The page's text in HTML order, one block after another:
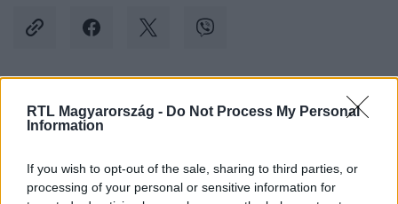
RTL Magyarország - Do Not Process My Personal
Information
If you wish to opt-out of the sale, sharing to third parties, or
processing of your personal or sensitive information for
Kövess minket, és értesülj a friss hírekről a
Facebookon is!
Követem